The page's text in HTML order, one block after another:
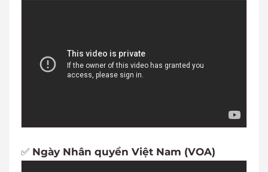
✅ Ngày Nhân quyền Việt Nam (VOA)